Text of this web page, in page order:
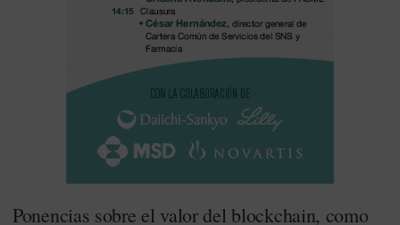
Ponencias sobre el valor del blockchain, como